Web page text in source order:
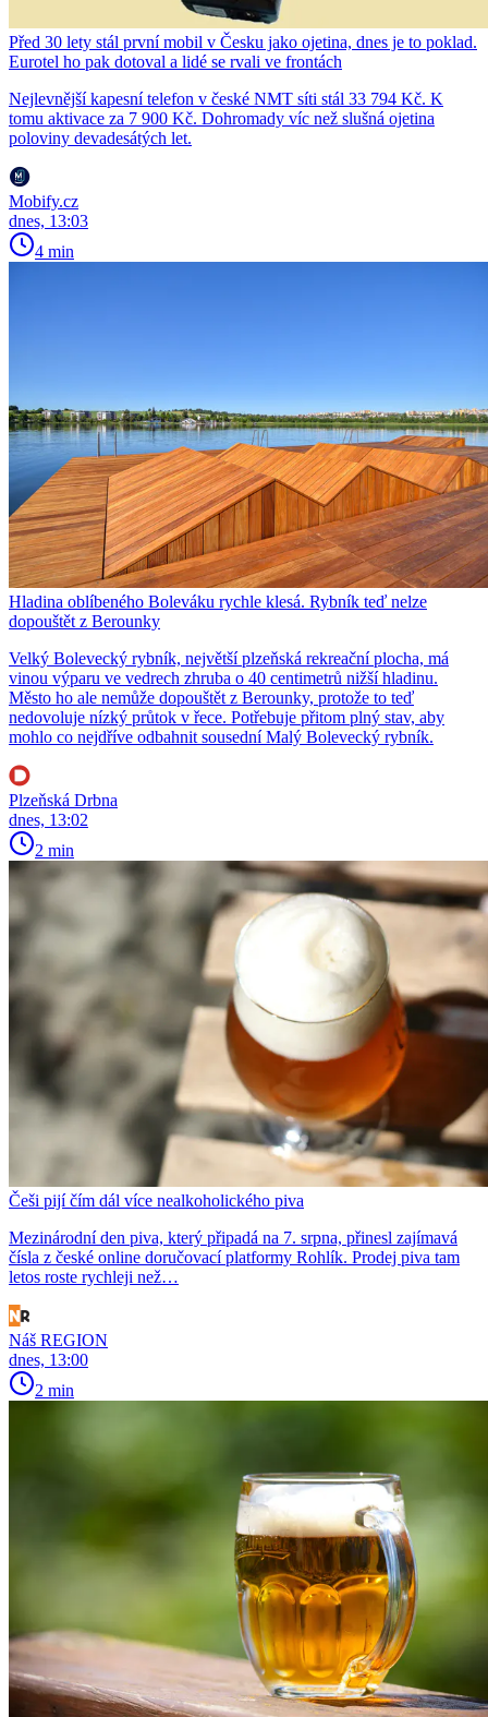
Před 30 lety stál první mobil v Česku jako ojetina, dnes je to poklad.
Eurotel ho pak dotoval a lidé se rvali ve frontách
Nejlevnější kapesní telefon v české NMT síti stál 33 794 Kč. K
tomu aktivace za 7 900 Kč. Dohromady víc než slušná ojetina
poloviny devadesátých let.
Mobify.cz
dnes, 13:03
4 min
Hladina oblíbeného Boleváku rychle klesá. Rybník teď nelze
dopouštět z Berounky
Velký Bolevecký rybník, největší plzeňská rekreační plocha, má
vinou výparu ve vedrech zhruba o 40 centimetrů nižší hladinu.
Město ho ale nemůže dopouštět z Berounky, protože to teď
nedovoluje nízký průtok v řece. Potřebuje přitom plný stav, aby
mohlo co nejdříve odbahnit sousední Malý Bolevecký rybník.
Plzeňská Drbna
dnes, 13:02
2 min
Češi pijí čím dál více nealkoholického piva
Mezinárodní den piva, který připadá na 7. srpna, přinesl zajímavá
čísla z české online doručovací platformy Rohlík. Prodej piva tam
letos roste rychleji než…
Náš REGION
dnes, 13:00
2 min